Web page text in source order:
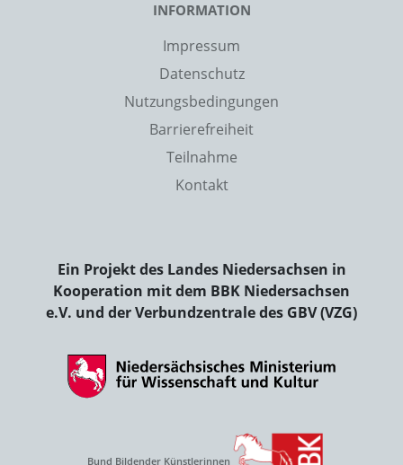
INFORMATION
Impressum
Datenschutz
Nutzungsbedingungen
Barrierefreiheit
Teilnahme
Kontakt
Ein Projekt des Landes Niedersachsen in
Kooperation mit dem BBK Niedersachsen
e.V. und der Verbundzentrale des GBV (VZG)
Bund Bildender Künstlerinnen